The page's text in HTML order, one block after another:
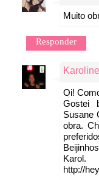
Muito
Responder
Oi!
Gostei
Susane
obra.
Karol.
http://